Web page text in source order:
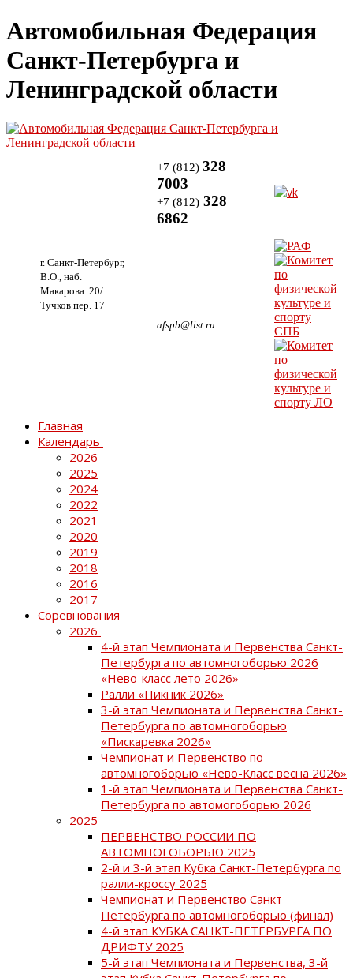
Автомобильная Федерация
Санкт-Петербурга и
Ленинградской области
г. Санкт-Петербург,
В.О., наб.
Макарова 20/
Тучков пер. 17
+7 (812) 328
7003
+7 (812) 328
6862
afspb@list.ru
Главная
Календарь
2026
2025
2024
2022
2021
2020
2019
2018
2016
2017
Соревнования
2026
4-й этап Чемпионата и Первенства Санкт-
Петербурга по автомногоборью 2026
«Нево-класс лето 2026»
Ралли «Пикник 2026»
3-й этап Чемпионата и Первенства Санкт-
Петербурга по автомногоборью
«Пискаревка 2026»
Чемпионат и Первенство по
автомногоборью «Нево-Класс весна 2026»
1-й этап Чемпионата и Первенства Санкт-
Петербурга по автомогоборью 2026
2025
ПЕРВЕНСТВО РОССИИ ПО
АВТОМНОГОБОРЬЮ 2025
2-й и 3-й этап Кубка Санкт-Петербурга по
ралли-кроссу 2025
Чемпионат и Первенство Санкт-
Петербурга по автомногоборью (финал)
4-й этап КУБКА САНКТ-ПЕТЕРБУРГА ПО
ДРИФТУ 2025
5-й этап Чемпионата и Первенства, 3-й